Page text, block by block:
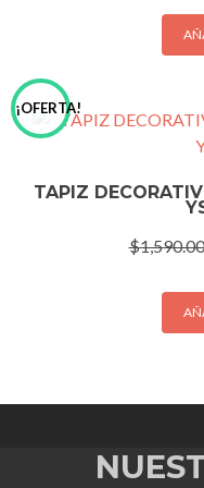
¡OFERTA!
TAPIZ
$1,590.00